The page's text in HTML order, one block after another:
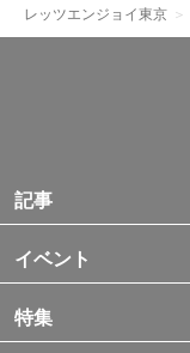
レッツエンジョイ東京
記事
イベント
特集